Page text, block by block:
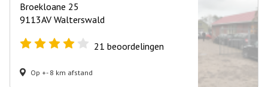
Broekloane 25
9113AV Walterswald
21 beoordelingen
Op +- 8 km afstand